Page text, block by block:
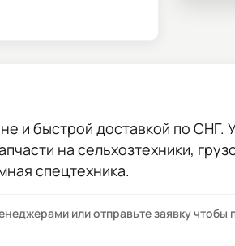
и быстрой доставкой по СНГ.
на сельхозтехники,
спецтехника.
или отправьте заявку